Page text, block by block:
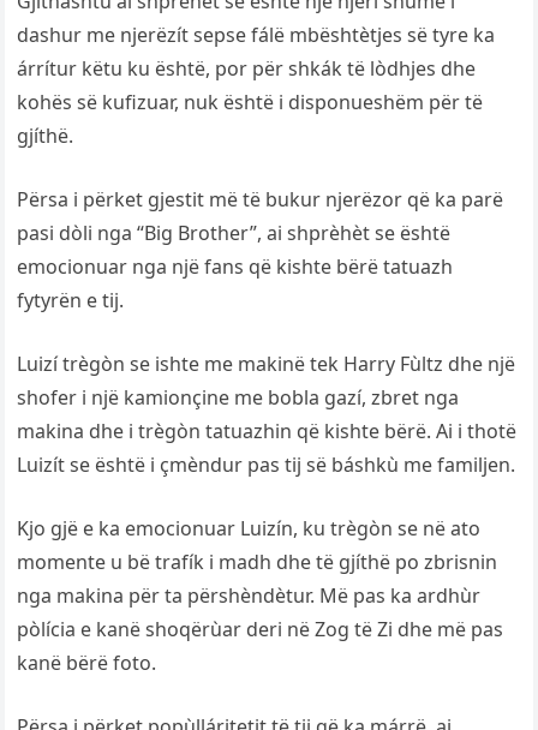
dashur me njerëzít sepse fálë mbështètjes së tyre ka
árrítur këtu ku është, por për shkák të lòdhjes dhe
kohës së kufizuar, nuk është i disponueshëm për të
gjíthë.
Përsa i përket gjestit më të bukur njerëzor që ka parë
pasi dòli nga “Big Brother”, ai shprèhèt se është
emocionuar nga një fans që kishte bërë tatuazh
fytyrën e tij.
Luizí trègòn se ishte me makinë tek Harry Fùltz dhe një
shofer i një kamionçine me bobla gazí, zbret nga
makina dhe i trègòn tatuazhin që kishte bërë. Ai i thotë
Luizít se është i çmèndur pas tij së báshkù me familjen.
Kjo gjë e ka emocionuar Luizín, ku trègòn se në ato
momente u bë trafík i madh dhe të gjíthë po zbrisnin
nga makina për ta përshèndètur. Më pas ka ardhùr
pòlícia e kanë shoqërùar deri në Zog të Zi dhe më pas
kanë bërë foto.